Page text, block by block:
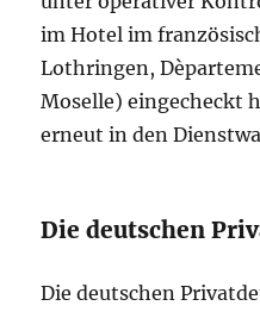
im Hotel im
Lothringen,
Moselle) eingecheckt
erneut in den
Die deutschen
Die deutschen